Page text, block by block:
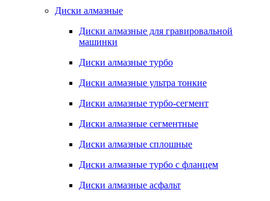
Диски алмазные
Диски алмазные для гравировальной
машинки
Диски алмазные турбо
Диски алмазные ультра тонкие
Диски алмазные турбо-сегмент
Диски алмазные сегментные
Диски алмазные сплошные
Диски алмазные турбо с фланцем
Диски алмазные асфальт